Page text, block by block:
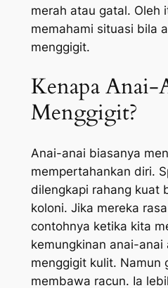
merah atau gatal. Oleh
memahami situasi bila
menggigit.
Kenapa Anai-
Menggigit?
Anai-anai biasanya
mempertahankan diri.
dilengkapi rahang kuat
koloni. Jika mereka
contohnya ketika kita
kemungkinan anai-anai
menggigit kulit. Namun
membawa racun. Ia